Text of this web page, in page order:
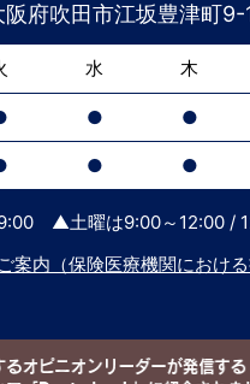
阪府吹田市江坂豊津町9-
水 木
● ●
● ●
▲土曜は9:00～12:00 /
案内（保険医療機関における